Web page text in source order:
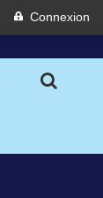
Connexion